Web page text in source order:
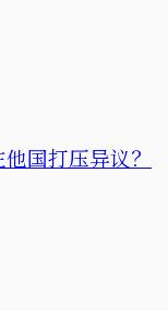
国打压异议？